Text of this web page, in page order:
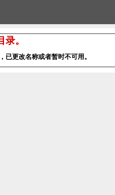
。
已更改名称或者暂时不可用。